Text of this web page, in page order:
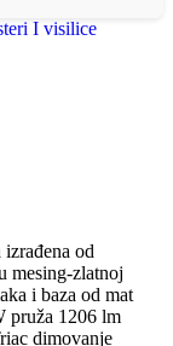
I visilice
od
mesing-zlatnoj
i baza od mat
pruža 1206 lm
dimovanje